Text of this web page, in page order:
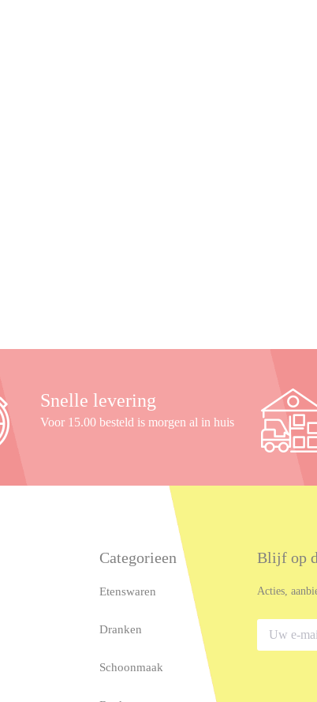
Snelle levering
Voor 15.00 besteld is morgen al in huis
Categorieen
Etenswaren
Dranken
Schoonmaak
Blijf op
Acties,